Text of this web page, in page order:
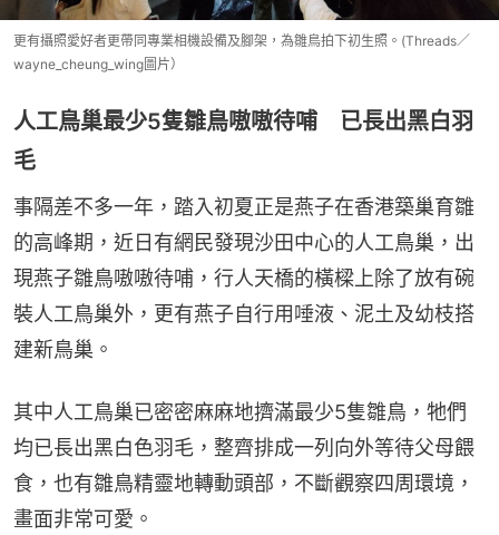
更有攝照愛好者更帶同專業相機設備及腳架，為雛鳥拍下初生照。(Threads／
wayne_cheung_wing圖片）
人工鳥巢最少5隻雛鳥嗷嗷待哺 已長出黑白羽
毛
事隔差不多一年，踏入初夏正是燕子在香港築巢育雛
的高峰期，近日有網民發現沙田中心的人工鳥巢，出
現燕子雛鳥嗷嗷待哺，行人天橋的橫樑上除了放有碗
裝人工鳥巢外，更有燕子自行用唾液、泥土及幼枝搭
建新鳥巢。
其中人工鳥巢已密密麻麻地擠滿最少5隻雛鳥，牠們
均已長出黑白色羽毛，整齊排成一列向外等待父母餵
食，也有雛鳥精靈地轉動頭部，不斷觀察四周環境，
畫面非常可愛。